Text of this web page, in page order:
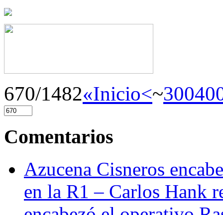
670/1482«Inicio<~300
Comentarios
Azucena Cisneros
en la R1 – Carlos Hank